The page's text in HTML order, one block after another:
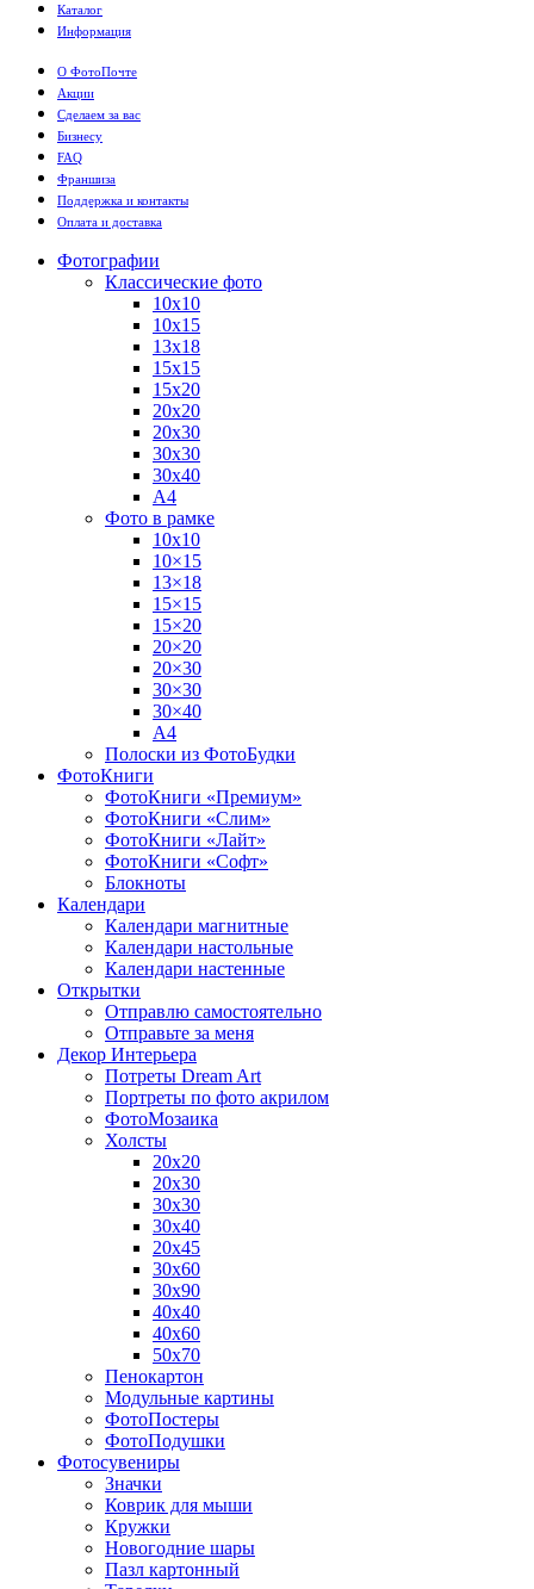
Каталог
Информация
О ФотоПочте
Акции
Сделаем за вас
Бизнесу
FAQ
Франшиза
Поддержка и контакты
Оплата и доставка
Фотографии
Классические фото
10х10
10х15
13х18
15х15
15х20
20х20
20х30
30х30
30х40
А4
Фото в рамке
10х10
10×15
13×18
15×15
15×20
20×20
20×30
30×30
30×40
A4
Полоски из ФотоБудки
ФотоКниги
ФотоКниги «Премиум»
ФотоКниги «Слим»
ФотоКниги «Лайт»
ФотоКниги «Софт»
Блокноты
Календари
Календари магнитные
Календари настольные
Календари настенные
Открытки
Отправлю самостоятельно
Отправьте за меня
Декор Интерьера
Потреты Dream Art
Портреты по фото акрилом
ФотоМозаика
Холсты
20х20
20х30
30х30
30х40
20х45
30х60
30х90
40х40
40х60
50х70
Пенокартон
Модульные картины
ФотоПостеры
ФотоПодушки
Фотоcувениры
Значки
Коврик для мыши
Кружки
Новогодние шары
Пазл картонный